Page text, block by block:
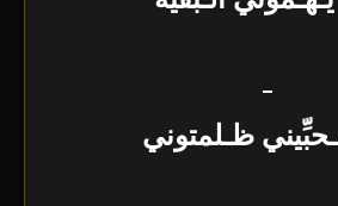
_
ظـلمتوني